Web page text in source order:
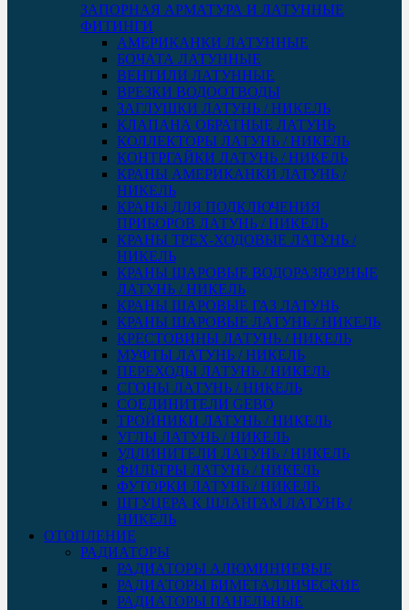
ЗАПОРНАЯ АРМАТУРА И ЛАТУННЫЕ
ФИТИНГИ
АМЕРИКАНКИ ЛАТУННЫЕ
БОЧАТА ЛАТУННЫЕ
ВЕНТИЛИ ЛАТУННЫЕ
ВРЕЗКИ ВОДООТВОДЫ
ЗАГЛУШКИ ЛАТУНЬ / НИКЕЛЬ
КЛАПАНА ОБРАТНЫЕ ЛАТУНЬ
КОЛЛЕКТОРЫ ЛАТУНЬ / НИКЕЛЬ
КОНТРГАЙКИ ЛАТУНЬ / НИКЕЛЬ
КРАНЫ АМЕРИКАНКИ ЛАТУНЬ /
НИКЕЛЬ
КРАНЫ ДЛЯ ПОДКЛЮЧЕНИЯ
ПРИБОРОВ ЛАТУНЬ / НИКЕЛЬ
КРАНЫ ТРЕХ-ХОДОВЫЕ ЛАТУНЬ /
НИКЕЛЬ
КРАНЫ ШАРОВЫЕ ВОДОРАЗБОРНЫЕ
ЛАТУНЬ / НИКЕЛЬ
КРАНЫ ШАРОВЫЕ ГАЗ ЛАТУНЬ
КРАНЫ ШАРОВЫЕ ЛАТУНЬ / НИКЕЛЬ
КРЕСТОВИНЫ ЛАТУНЬ / НИКЕЛЬ
МУФТЫ ЛАТУНЬ / НИКЕЛЬ
ПЕРЕХОДЫ ЛАТУНЬ / НИКЕЛЬ
СГОНЫ ЛАТУНЬ / НИКЕЛЬ
СОЕДИНИТЕЛИ GEBO
ТРОЙНИКИ ЛАТУНЬ / НИКЕЛЬ
УГЛЫ ЛАТУНЬ / НИКЕЛЬ
УДЛИНИТЕЛИ ЛАТУНЬ / НИКЕЛЬ
ФИЛЬТРЫ ЛАТУНЬ / НИКЕЛЬ
ФУТОРКИ ЛАТУНЬ / НИКЕЛЬ
ШТУЦЕРА К ШЛАНГАМ ЛАТУНЬ /
НИКЕЛЬ
ОТОПЛЕНИЕ
РАДИАТОРЫ
РАДИАТОРЫ АЛЮМИНИЕВЫЕ
РАДИАТОРЫ БИМЕТАЛЛИЧЕСКИЕ
РАДИАТОРЫ ПАНЕЛЬНЫЕ